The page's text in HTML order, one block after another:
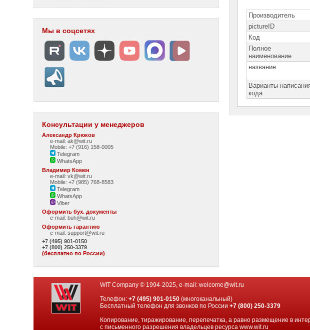
Мы в соцсетях
Консультации у менеджеров
Александр Крюков
e-mail: ak@wit.ru
Mobile: +7 (916) 158-0005
Telegram
WhatsApp
Владимир Комен
e-mail: vk@wit.ru
Mobile: +7 (985) 768-8583
Telegram
WhatsApp
Viber
Оформить бух. документы
e-mail:buh@wit.ru
Оформить гарантию
e-mail:support@wit.ru
+7 (495) 901-0150
+7 (800) 250-3379
(бесплатно по России)
Производитель
pictureID
Код
Полное
наименование
название
Варианты
кода
WIT Company © 1994-2025, e-mail: welcome@wit.ru
Телефон:+7 (495) 901-0150 (многоканальный)
Бесплатный телефон для звонков по России+7 (800) 250-3379
Копирование, тиражирование, перепечатка, а равно размещение в
с письменного разрешения владельцев ресурса www.wit.ru